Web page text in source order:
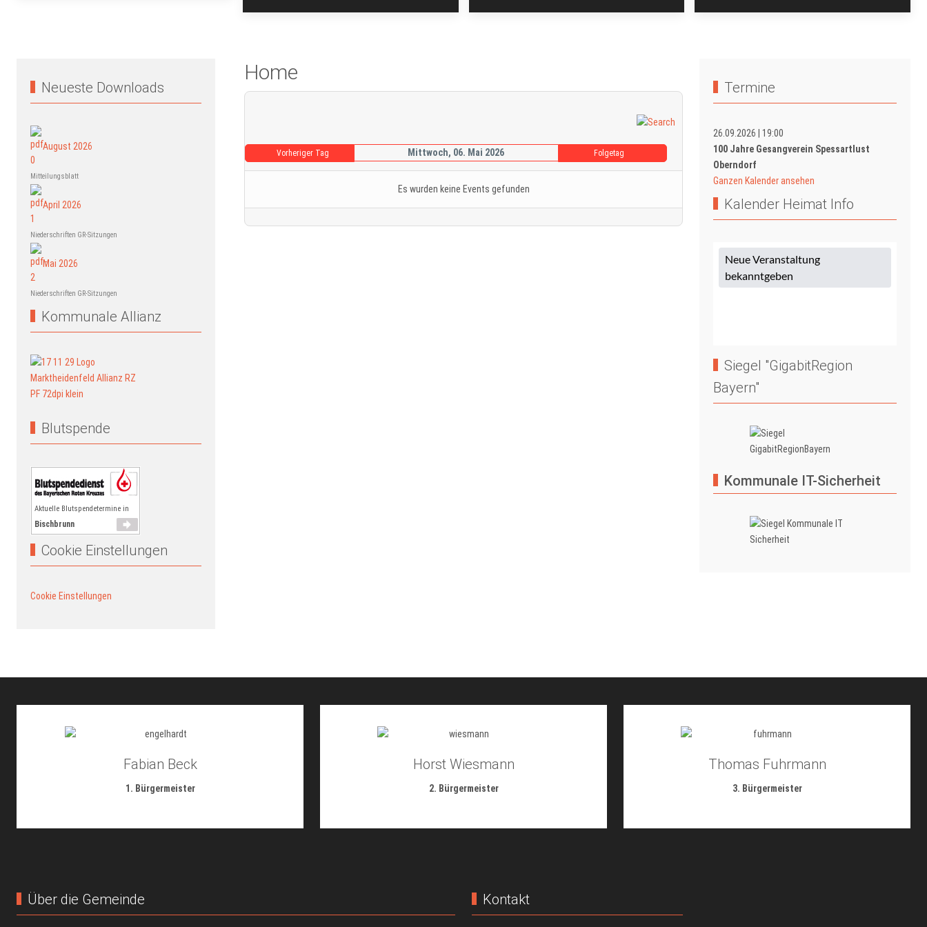
Neueste Downloads
August 2026
Mitteilungsblatt
April 2026
Niederschriften GR-Sitzungen
Mai 2026
Niederschriften GR-Sitzungen
Kommunale Allianz
Blutspende
Aktuelle Blutspendetermine in
Bischbrunn
Cookie Einstellungen
Cookie Einstellungen
Home
Vorheriger Tag Mittwoch, 06. Mai 2026 Folgetag
Es wurden keine Events gefunden
Termine
26.09.2026
19:00
100 Jahre Gesangverein Spessartlust
Oberndorf
Ganzen Kalender ansehen
Kalender Heimat Info
Siegel "GigabitRegion
Bayern"
Kommunale IT-Sicherheit
Fabian Beck
1. Bürgermeister
Horst Wiesmann
2. Bürgermeister
Thomas Fuhrmann
3. Bürgermeister
Über die Gemeinde Kontakt